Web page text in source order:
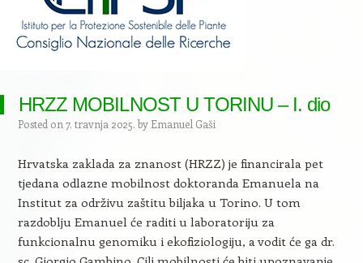
HRZZ MOBILNOST U TORINU – I. dio
Posted on7. travnja 2025. by Emanuel Gaši
Hrvatska zaklada za znanost (HRZZ) je financirala pet
tjedana odlazne mobilnost doktoranda Emanuela na
Institut za održivu zaštitu biljaka u Torino. U tom
razdoblju Emanuel će raditi u laboratoriju za
funkcionalnu genomiku i ekofiziologiju, a vodit će ga dr.